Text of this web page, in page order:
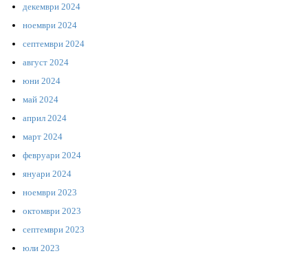
декември 2024
ноември 2024
септември 2024
август 2024
юни 2024
май 2024
април 2024
март 2024
февруари 2024
януари 2024
ноември 2023
октомври 2023
септември 2023
юли 2023